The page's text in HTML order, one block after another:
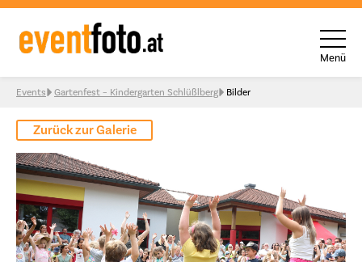
Skip to content
Menü
Events Gartenfest – Kindergarten Schlüßlberg Bilder
Zurück zur Galerie